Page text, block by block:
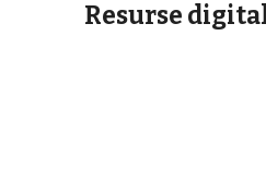
Resurse